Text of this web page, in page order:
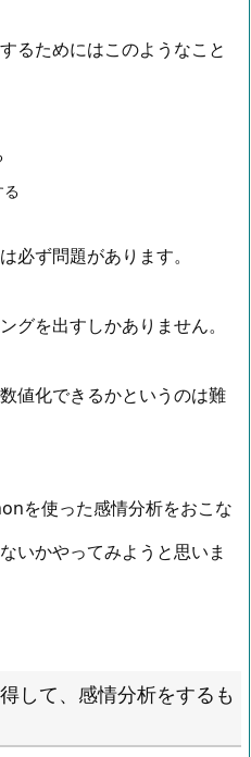
るためにはこのようなこと
必ず問題があります。
グを出すしかありません。
値化できるかというのは難
を使った感情分析をおこな
いかやってみようと思いま
して、感情分析をするも